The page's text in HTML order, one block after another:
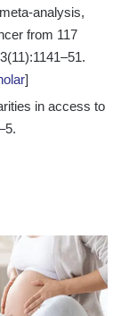
analysis,
from 117
]
in access to